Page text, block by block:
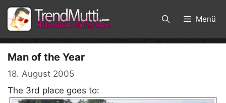
Zum
Inhalt
springen
Menü
Man of the Year
18. August 2005
The 3rd place goes to: